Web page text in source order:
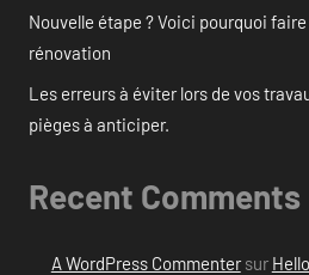
Nouvelle étape ? Voici pourquoi
rénovation
Les erreurs à éviter lors de vos
pièges à anticiper.
Recent Comments
A WordPress Commentersur